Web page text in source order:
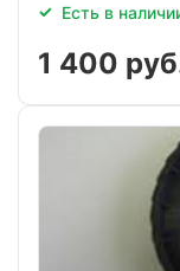
Есть в
1 400